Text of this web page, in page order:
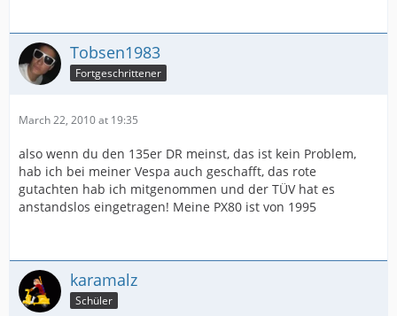
Tobsen1983
Fortgeschrittener
March 22, 2010 at 19:35
also wenn du den 135er DR meinst, das ist kein Problem,
hab ich bei meiner Vespa auch geschafft, das rote
gutachten hab ich mitgenommen und der TÜV hat es
anstandslos eingetragen! Meine PX80 ist von 1995
karamalz
Schüler